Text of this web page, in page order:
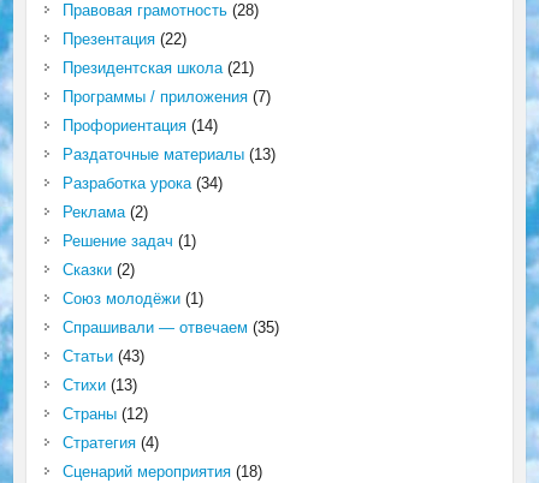
Правовая грамотность(28)
Презентация(22)
Президентская школа(21)
Программы / приложения(7)
Профориентация(14)
Раздаточные материалы(13)
Разработка урока(34)
Реклама(2)
Решение задач (1)
Сказки(2)
Союз молодёжи(1)
Спрашивали — отвечаем (35)
Статьи(43)
Стихи(13)
Страны(12)
Стратегия(4)
Сценарий мероприятия(18)